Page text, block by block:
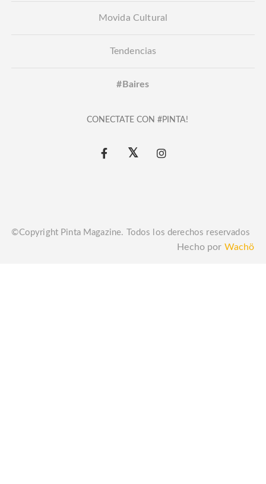
Movida Cultural
Tendencias
#Baires
CONECTATE CON #PINTA!
©Copyright Pinta Magazine. Todos los derechos reservados
Hecho por Wachö